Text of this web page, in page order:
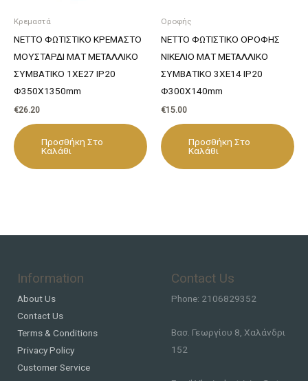
Κρεμαστά
NETTO ΦΩΤΙΣΤΙΚΟ ΚΡΕΜΑΣΤΟ
ΜΟΥΣΤΑΡΔΙ ΜΑΤ ΜΕΤΑΛΛΙΚΟ
ΣΥΜΒΑΤΙΚΟ 1ΧΕ27 IP20
Φ350Χ1350mm
€26.20
Προσθήκη Στο
Καλάθι
Οροφής
NETTO ΦΩΤΙΣΤΙΚΟ ΟΡΟΦΗΣ
ΝΙΚΕΛΙΟ ΜΑΤ ΜΕΤΑΛΛΙΚΟ
ΣΥΜΒΑΤΙΚΟ 3ΧΕ14 IP20
Φ300Χ140mm
€15.00
Προσθήκη Στο
Καλάθι
Information
About Us
Contact Us
Terms & Conditions
Privacy Policy
Customer Service
Contact Us
Phone: 2106829352
Βασ. Γεωργίου 8, Χαλάνδρι
152